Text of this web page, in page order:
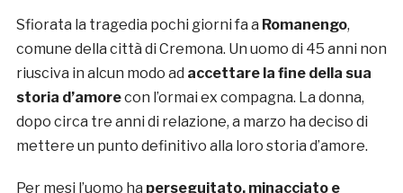
Sfiorata la tragedia pochi giorni fa a Romanengo,
comune della città di Cremona. Un uomo di 45 anni non
riusciva in alcun modo ad accettare la fine della sua
storia d’amorecon l’ormai ex compagna. La donna,
dopo circa tre anni di relazione, a marzo ha deciso di
mettere un punto definitivo alla loro storia d’amore.
Per mesi l’uomo ha perseguitato, minacciato e